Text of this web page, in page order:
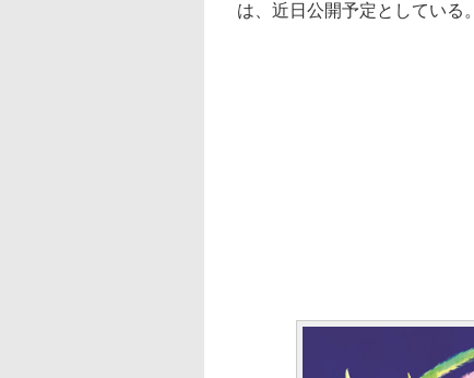
は、近日公開予定としている。